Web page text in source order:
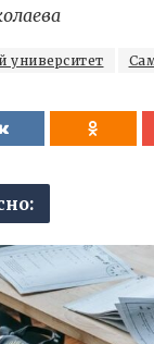
университет